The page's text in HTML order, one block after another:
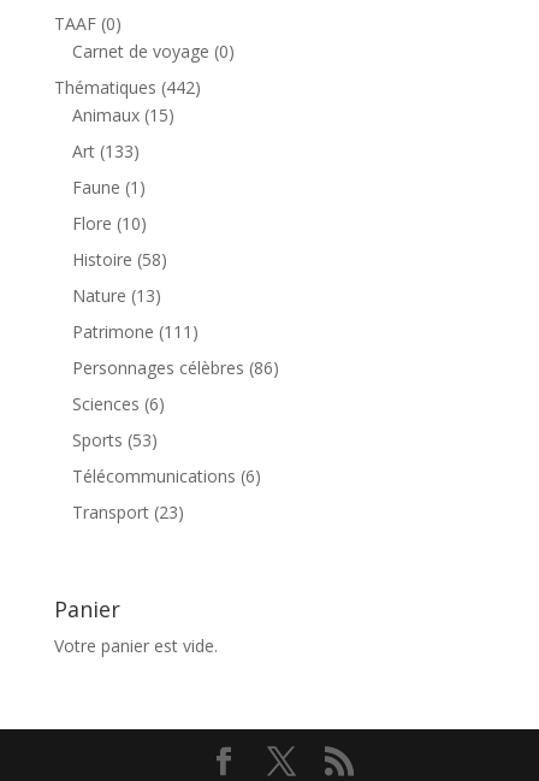
TAAF 00
produit
Carnet de voyage 00
Thématiques 442442
Animaux 1515
Art 133133
produits
Faune 1 1
produit
Flore 1010
produits
Histoire 5858
Nature 1313
produits
Patrimone 111 111
produits
Personnages célèbres 8686
Sciences 66
Sports 5353
produits
Télécommunications 66
Transport 2323
Panier
Votre panier est vide.